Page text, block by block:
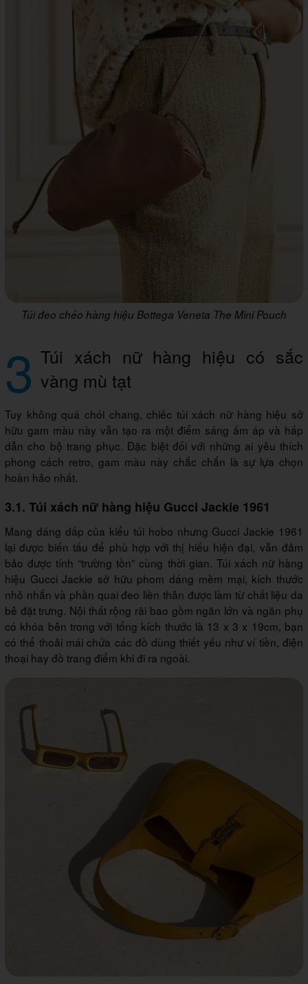
Túi đeo chéo hàng hiệu Bottega Veneta The Mini Pouch
3 Túi xách nữ hàng hiệu có sắc
vàng mù tạt
Tuy không quá chói chang, chiếc túi xách nữ hàng hiệu sở
hữu gam màu này vẫn tạo ra một điểm sáng ấm áp và hấp
dẫn cho bộ trang phục. Đặc biệt đối với những ai yêu thích
phong cách retro, gam màu này chắc chắn là sự lựa chọn
hoàn hảo nhất.
3.1. Túi xách nữ hàng hiệu Gucci Jackie 1961
Mang dáng dấp của kiểu túi hobo nhưng Gucci Jackie 1961
lại được biến tấu để phù hợp với thị hiếu hiện đại, vẫn đảm
bảo được tính “trường tồn” cùng thời gian. Túi xách nữ hàng
hiệu Gucci Jackie sở hữu phom dáng mềm mại, kích thước
nhỏ nhắn và phần quai đeo liền thân được làm từ chất liệu da
bê đặt trưng. Nội thất rộng rãi bao gồm ngăn lớn và ngăn phụ
có khóa bên trong với tổng kích thước là 13 x 3 x 19cm, bạn
có thể thoải mái chứa các đồ dùng thiết yếu như ví tiền, điện
thoại hay đồ trang điểm khi đi ra ngoài.